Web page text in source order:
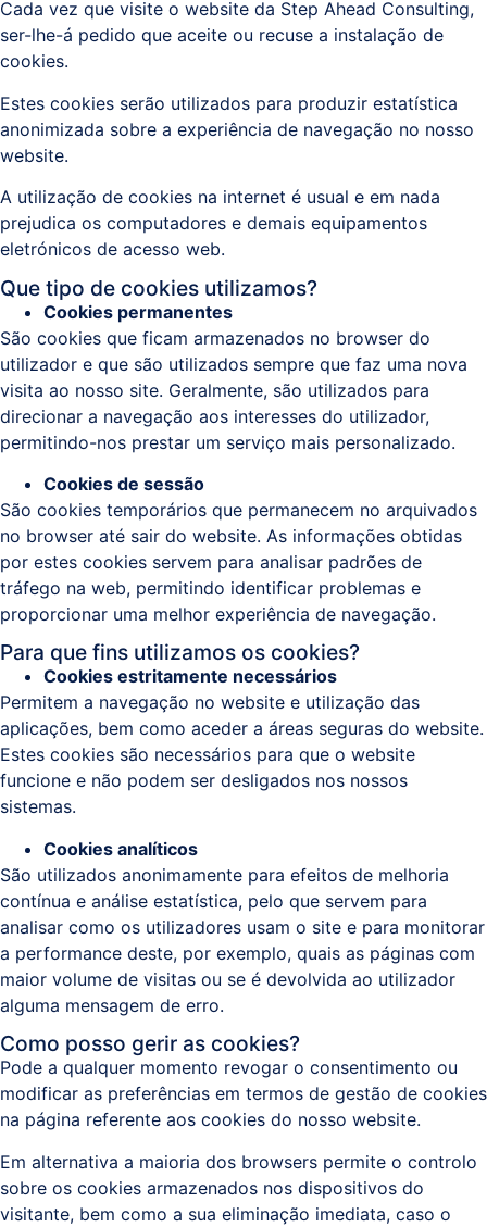
Cada vez que visite o website da Step Ahead Consulting,
ser-lhe-á pedido que aceite ou recuse a instalação de
cookies.
Estes cookies serão utilizados para produzir estatística
anonimizada sobre a experiência de navegação no nosso
website.
A utilização de cookies na internet é usual e em nada
prejudica os computadores e demais equipamentos
eletrónicos de acesso web.
Que tipo de cookies utilizamos?
Cookies permanentes
São cookies que ficam armazenados no browser do
utilizador e que são utilizados sempre que faz uma nova
visita ao nosso site. Geralmente, são utilizados para
direcionar a navegação aos interesses do utilizador,
permitindo-nos prestar um serviço mais personalizado.
Cookies de sessão
São cookies temporários que permanecem no arquivados
no browser até sair do website. As informações obtidas
por estes cookies servem para analisar padrões de
tráfego na web, permitindo identificar problemas e
proporcionar uma melhor experiência de navegação.
Para que fins utilizamos os cookies?
Cookies estritamente necessários
Permitem a navegação no website e utilização das
aplicações, bem como aceder a áreas seguras do website.
Estes cookies são necessários para que o website
funcione e não podem ser desligados nos nossos
sistemas.
Cookies analíticos
São utilizados anonimamente para efeitos de melhoria
contínua e análise estatística, pelo que servem para
analisar como os utilizadores usam o site e para monitorar
a performance deste, por exemplo, quais as páginas com
maior volume de visitas ou se é devolvida ao utilizador
alguma mensagem de erro.
Como posso gerir as cookies?
Pode a qualquer momento revogar o consentimento ou
modificar as preferências em termos de gestão de cookies
na página referente aos cookies do nosso website.
Em alternativa a maioria dos browsers permite o controlo
sobre os cookies armazenados nos dispositivos do
visitante, bem como a sua eliminação imediata, caso o